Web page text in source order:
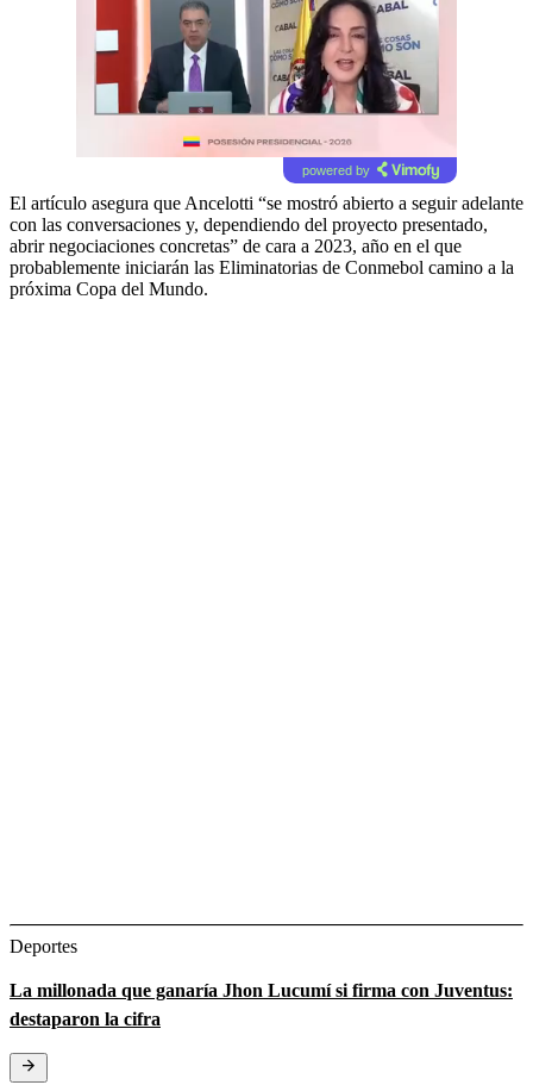
powered by
El artículo asegura que Ancelotti “se mostró abierto a seguir adelante
con las conversaciones y, dependiendo del proyecto presentado,
abrir negociaciones concretas” de cara a 2023, año en el que
probablemente iniciarán las Eliminatorias de Conmebol camino a la
próxima Copa del Mundo.
Deportes
La millonada que ganaría Jhon Lucumí si firma con Juventus:
destaparon la cifra